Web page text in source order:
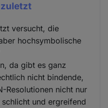
versucht, die
hochsymbolische
da gibt es ganz
nicht bindende,
Resolutionen nicht nur
und ergreifend